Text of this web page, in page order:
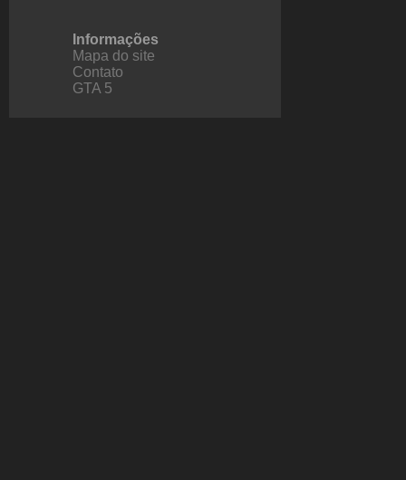
Informações
Mapa do site
Contato
GTA 5